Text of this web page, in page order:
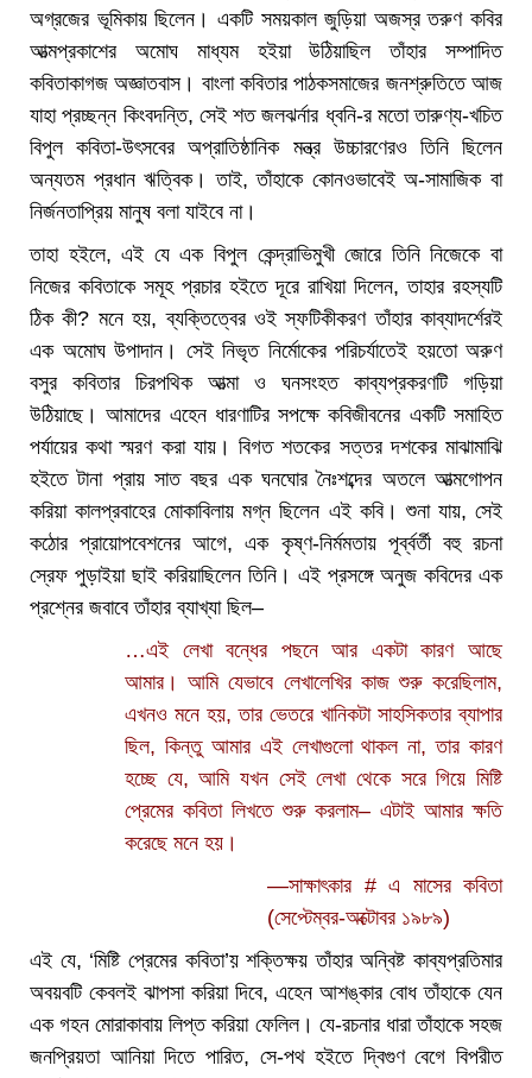
অগ্রজের ভূমিকায় ছিলেন। একটি সময়কাল জুড়িয়া অজস্র তরুণ কবির
আত্মপ্রকাশের অমোঘ মাধ্যম হইয়া উঠিয়াছিল তাঁহার সম্পাদিত
কবিতাকাগজ অজ্ঞাতবাস। বাংলা কবিতার পাঠকসমাজের জনশ্রুতিতে আজ
যাহা প্রচ্ছন্ন কিংবদন্তি, সেই শত জলঝর্নার ধ্বনি-র মতো তারুণ্য-খচিত
বিপুল কবিতা-উৎসবের অপ্রাতিষ্ঠানিক মন্ত্র উচ্চারণেরও তিনি ছিলেন
অন্যতম প্রধান ঋত্বিক। তাই, তাঁহাকে কোনওভাবেই অ-সামাজিক বা
নির্জনতাপ্রিয় মানুষ বলা যাইবে না।
তাহা হইলে, এই যে এক বিপুল কেন্দ্রাভিমুখী জোরে তিনি নিজেকে বা
নিজের কবিতাকে সমূহ প্রচার হইতে দূরে রাখিয়া দিলেন, তাহার রহস্যটি
ঠিক কী? মনে হয়, ব্যক্তিত্বের ওই স্ফটিকীকরণ তাঁহার কাব্যাদর্শেরই
এক অমোঘ উপাদান। সেই নিভৃত নির্মোকের পরিচর্যাতেই হয়তো অরুণ
বসুর কবিতার চিরপথিক আত্মা ও ঘনসংহত কাব্যপ্রকরণটি গড়িয়া
উঠিয়াছে। আমাদের এহেন ধারণাটির সপক্ষে কবিজীবনের একটি সমাহিত
পর্যায়ের কথা স্মরণ করা যায়। বিগত শতকের সত্তর দশকের মাঝামাঝি
হইতে টানা প্রায় সাত বছর এক ঘনঘোর নৈঃশব্দের অতলে আত্মগোপন
করিয়া কালপ্রবাহের মোকাবিলায় মগ্ন ছিলেন এই কবি। শুনা যায়, সেই
কঠোর প্রায়োপবেশনের আগে, এক কৃষ্ণ-নির্মমতায় পূর্ব্বর্তী বহু রচনা
স্রেফ পুড়াইয়া ছাই করিয়াছিলেন তিনি। এই প্রসঙ্গে অনুজ কবিদের এক
প্রশ্নের জবাবে তাঁহার ব্যাখ্যা ছিল–
…এই লেখা বন্ধের পছনে আর একটা কারণ আছে
আমার। আমি যেভাবে লেখালেখির কাজ শুরু করেছিলাম,
এখনও মনে হয়, তার ভেতরে খানিকটা সাহসিকতার ব্যাপার
ছিল, কিন্তু আমার এই লেখাগুলো থাকল না, তার কারণ
হচ্ছে যে, আমি যখন সেই লেখা থেকে সরে গিয়ে মিষ্টি
প্রেমের কবিতা লিখতে শুরু করলাম– এটাই আমার ক্ষতি
করেছে মনে হয়।
—সাক্ষাৎকার # এ মাসের কবিতা
(সেপ্টেম্বর-অক্টোবর ১৯৮৯)
এই যে, ‘মিষ্টি প্রেমের কবিতা’য় শক্তিক্ষয় তাঁহার অন্বিষ্ট কাব্যপ্রতিমার
অবয়বটি কেবলই ঝাপসা করিয়া দিবে, এহেন আশঙ্কার বোধ তাঁহাকে যেন
এক গহন মোরাকাবায় লিপ্ত করিয়া ফেলিল। যে-রচনার ধারা তাঁহাকে সহজ
জনপ্রিয়তা আনিয়া দিতে পারিত, সে-পথ হইতে দ্বিগুণ বেগে বিপরীত